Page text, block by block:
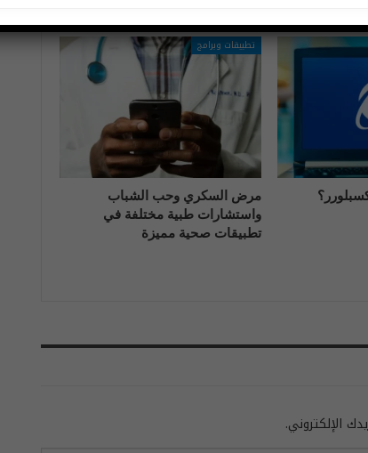
تطبيقات وبرامج
مرض السكري وحب الشباب
واستشارات طبية مختلفة في
تطبيقات صحية مميزة
الإلكتروني.